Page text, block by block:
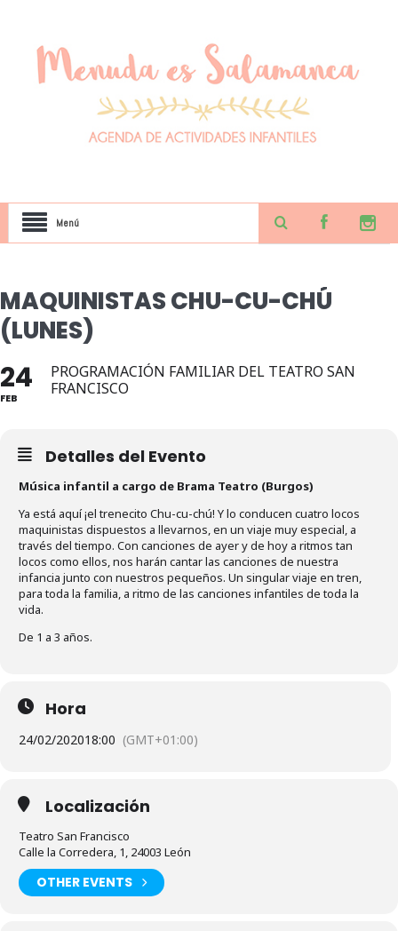
Menú
MAQUINISTAS CHU-CU-CHÚ
(LUNES)
24
FEB
PROGRAMACIÓN FAMILIAR DEL TEATRO SAN
FRANCISCO
Detalles del Evento
Música infantil a cargo de Brama Teatro (Burgos)
Ya está aquí ¡el trenecito Chu-cu-chú! Y lo conducen cuatro locos
maquinistas dispuestos a llevarnos, en un viaje muy especial, a
través del tiempo. Con canciones de ayer y de hoy a ritmos tan
locos como ellos, nos harán cantar las canciones de nuestra
infancia junto con nuestros pequeños. Un singular viaje en tren,
para toda la familia, a ritmo de las canciones infantiles de toda la
vida.
De 1 a 3 años.
Hora
24/02/202018:00 (GMT+01:00)
Localización
Teatro San Francisco
Calle la Corredera, 1, 24003 León
OTHER EVENTS